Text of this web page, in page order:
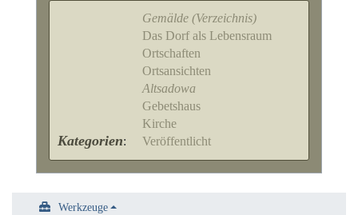
Kategorien:
Gemälde (Verzeichnis)
Das Dorf als Lebensraum
Ortschaften
Ortsansichten
Altsadowa
Gebetshaus
Kirche
Veröffentlicht
Werkzeuge